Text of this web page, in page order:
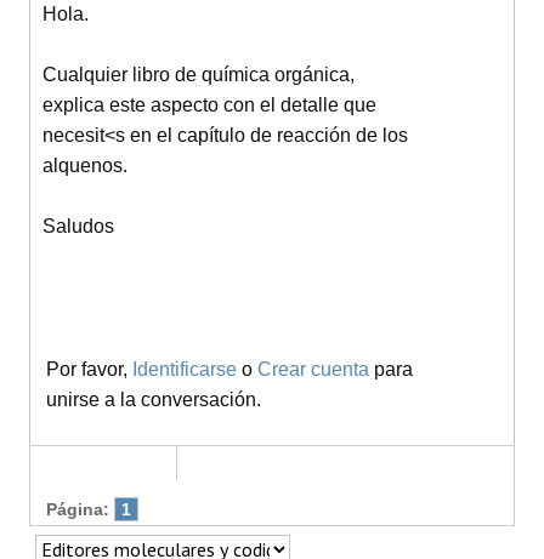
Hola.
Cualquier libro de química orgánica,
explica este aspecto con el detalle que
necesit<s en el capítulo de reacción de los
alquenos.
Saludos
Por favor, Identificarse o Crear cuenta para
unirse a la conversación.
Página: 1